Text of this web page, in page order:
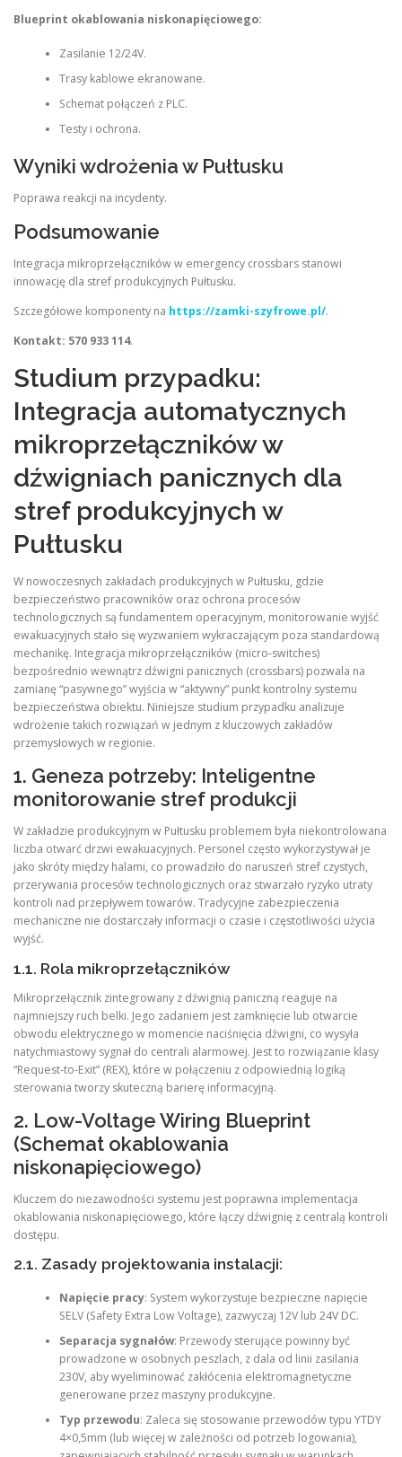
Blueprint okablowania niskonapięciowego:
Zasilanie 12/24V.
Trasy kablowe ekranowane.
Schemat połączeń z PLC.
Testy i ochrona.
Wyniki wdrożenia w Pułtusku
Poprawa reakcji na incydenty.
Podsumowanie
Integracja mikroprzełączników w emergency crossbars stanowi
innowację dla stref produkcyjnych Pułtusku.
Szczegółowe komponenty na https://zamki-szyfrowe.pl/.
Kontakt: 570 933 114.
Studium przypadku:
Integracja automatycznych
mikroprzełączników w
dźwigniach panicznych dla
stref produkcyjnych w
Pułtusku
W nowoczesnych zakładach produkcyjnych w Pułtusku, gdzie
bezpieczeństwo pracowników oraz ochrona procesów
technologicznych są fundamentem operacyjnym, monitorowanie wyjść
ewakuacyjnych stało się wyzwaniem wykraczającym poza standardową
mechanikę. Integracja mikroprzełączników (micro-switches)
bezpośrednio wewnątrz dźwigni panicznych (crossbars) pozwala na
zamianę “pasywnego” wyjścia w “aktywny” punkt kontrolny systemu
bezpieczeństwa obiektu. Niniejsze studium przypadku analizuje
wdrożenie takich rozwiązań w jednym z kluczowych zakładów
przemysłowych w regionie.
1. Geneza potrzeby: Inteligentne
monitorowanie stref produkcji
W zakładzie produkcyjnym w Pułtusku problemem była niekontrolowana
liczba otwarć drzwi ewakuacyjnych. Personel często wykorzystywał je
jako skróty między halami, co prowadziło do naruszeń stref czystych,
przerywania procesów technologicznych oraz stwarzało ryzyko utraty
kontroli nad przepływem towarów. Tradycyjne zabezpieczenia
mechaniczne nie dostarczały informacji o czasie i częstotliwości użycia
wyjść.
1.1. Rola mikroprzełączników
Mikroprzełącznik zintegrowany z dźwignią paniczną reaguje na
najmniejszy ruch belki. Jego zadaniem jest zamknięcie lub otwarcie
obwodu elektrycznego w momencie naciśnięcia dźwigni, co wysyła
natychmiastowy sygnał do centrali alarmowej. Jest to rozwiązanie klasy
“Request-to-Exit” (REX), które w połączeniu z odpowiednią logiką
sterowania tworzy skuteczną barierę informacyjną.
2. Low-Voltage Wiring Blueprint
(Schemat okablowania
niskonapięciowego)
Kluczem do niezawodności systemu jest poprawna implementacja
okablowania niskonapięciowego, które łączy dźwignię z centralą kontroli
dostępu.
2.1. Zasady projektowania instalacji:
Napięcie pracy: System wykorzystuje bezpieczne napięcie
SELV (Safety Extra Low Voltage), zazwyczaj 12V lub 24V DC.
Separacja sygnałów: Przewody sterujące powinny być
prowadzone w osobnych peszlach, z dala od linii zasilania
230V, aby wyeliminować zakłócenia elektromagnetyczne
generowane przez maszyny produkcyjne.
Typ przewodu: Zaleca się stosowanie przewodów typu YTDY
4×0,5mm (lub więcej w zależności od potrzeb logowania),